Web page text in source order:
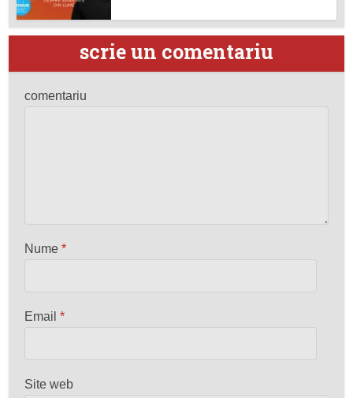
scrie un comentariu
comentariu
Nume*
Email*
Site web